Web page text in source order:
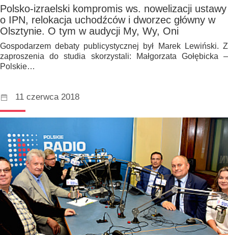
Polsko-izraelski kompromis ws. nowelizacji ustawy
o IPN, relokacja uchodźców i dworzec główny w
Olsztynie. O tym w audycji My, Wy, Oni
Gospodarzem debaty publicystycznej był Marek Lewiński. Z
zaproszenia do studia skorzystali: Małgorzata Gołębicka –
Polskie…
11 czerwca 2018